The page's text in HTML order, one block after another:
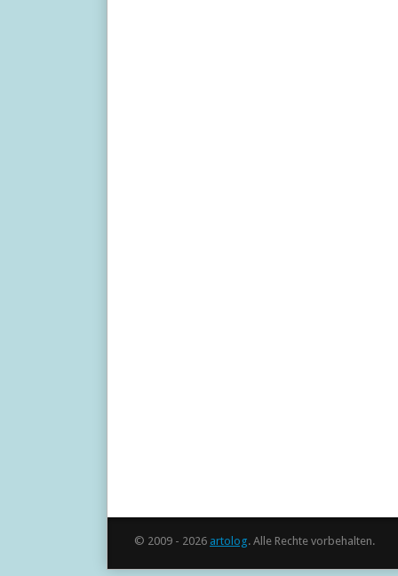
© 2009 - 2026 artolog. Alle Rechte vorbehalten.